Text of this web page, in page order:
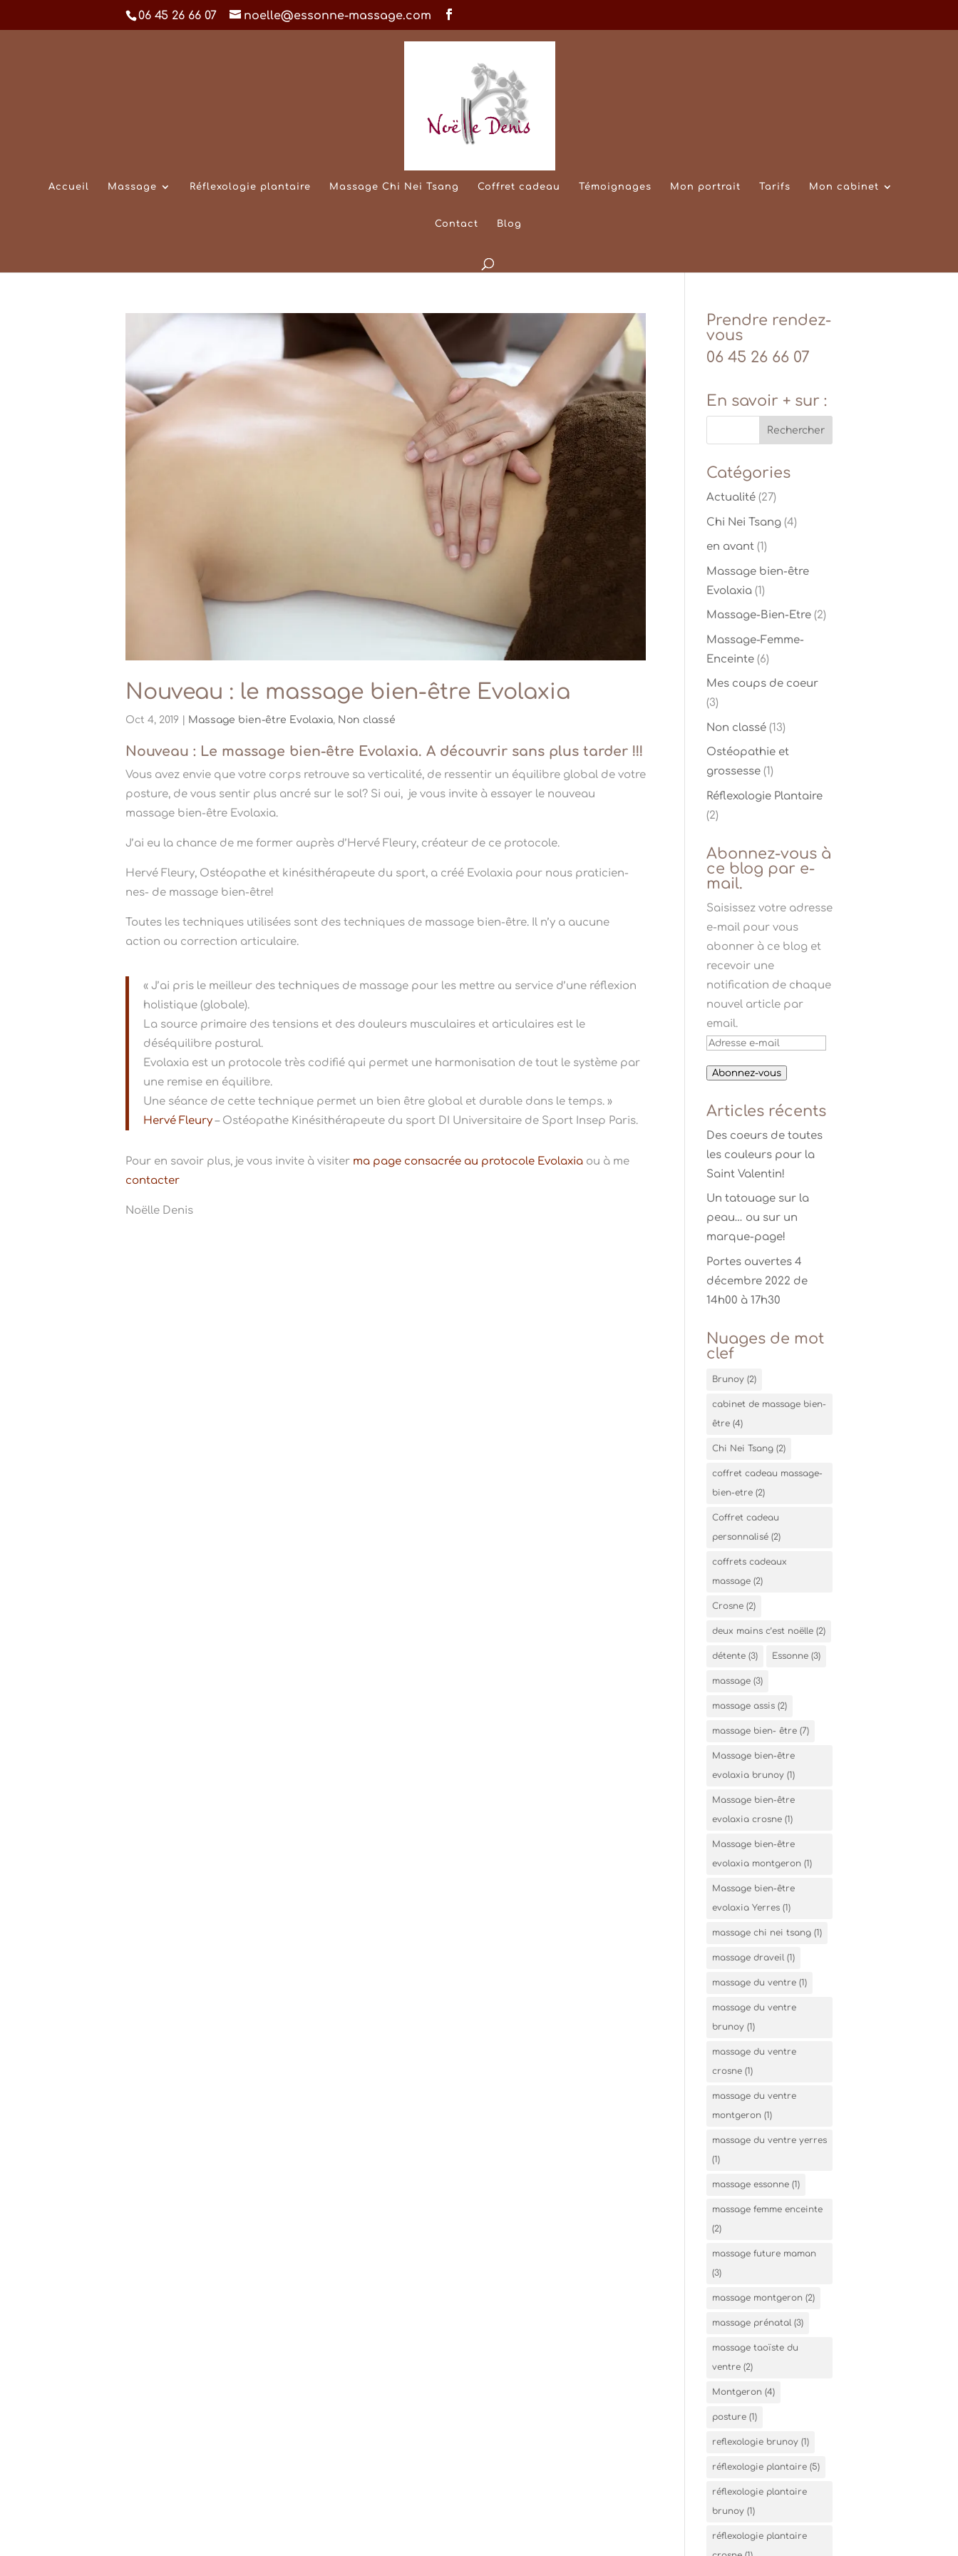
06 45 26 66 07 noelle@essonne-massage.com
Accueil Massage Réflexologie plantaire Massage Chi Nei Tsang Coffret cadeau Témoignages Mon portrait Tarifs Mon cabinet
Contact Blog
Nouveau : le massage bien-être Evolaxia
Oct 4, 2019 Massage bien-être Evolaxia, Non classé
Nouveau : Le massage bien-être Evolaxia. A découvrir sans plus tarder !!!
Vous avez envie que votre corps retrouve sa verticalité, de ressentir un équilibre global de votre
posture, de vous sentir plus ancré sur le sol? Si oui, je vous invite à essayer le nouveau
massage bien-être Evolaxia.
J’ai eu la chance de me former auprès d’Hervé Fleury, créateur de ce protocole.
Hervé Fleury, Ostéopathe et kinésithérapeute du sport, a créé Evolaxia pour nous praticien-
nes- de massage bien-être!
Toutes les techniques utilisées sont des techniques de massage bien-être. Il n’y a aucune
action ou correction articulaire.
« J’ai pris le meilleur des techniques de massage pour les mettre au service d’une réflexion
holistique (globale).
La source primaire des tensions et des douleurs musculaires et articulaires est le
déséquilibre postural.
Evolaxia est un protocole très codifié qui permet une harmonisation de tout le système par
une remise en équilibre.
Une séance de cette technique permet un bien être global et durable dans le temps. »
Hervé Fleury– Ostéopathe Kinésithérapeute du sport DI Universitaire de Sport Insep Paris.
Pour en savoir plus, je vous invite à visiter ma page consacrée au protocole Evolaxia ou à me
contacter
Noëlle Denis
Prendre rendez-
vous
06 45 26 66 07
En savoir + sur :
Catégories
Actualité(27)
Chi Nei Tsang(4)
en avant(1)
Massage bien-être
Evolaxia(1)
Massage-Bien-Etre(2)
Massage-Femme-
Enceinte(6)
Mes coups de coeur
(3)
Non classé(13)
Ostéopathie et
grossesse(1)
Réflexologie Plantaire
(2)
Abonnez-vous à
ce blog par e-
mail.
Saisissez votre adresse
e-mail pour vous
abonner à ce blog et
recevoir une
notification de chaque
nouvel article par
email.
Adresse
mail
Abonnez-vous
Articles récents
Des coeurs de toutes
les couleurs pour la
Saint Valentin!
Un tatouage sur la
peau… ou sur un
marque-page!
Portes ouvertes 4
décembre 2022 de
14h00 à 17h30
Nuages de mot
clef
Brunoy(2)
cabinet de massage bien-
être(4)
Chi Nei Tsang(2)
coffret cadeau massage-
bien-etre(2)
Coffret cadeau
personnalisé(2)
coffrets cadeaux
massage(2)
Crosne(2)
deux mains c’est noëlle(2)
détente(3) Essonne(3)
massage(3)
massage assis(2)
massage bien- être(7)
Massage bien-être
evolaxia brunoy(1)
Massage bien-être
evolaxia crosne(1)
Massage bien-être
evolaxia montgeron(1)
Massage bien-être
evolaxia Yerres(1)
massage chi nei tsang(1)
massage draveil (1)
massage du ventre(1)
massage du ventre
brunoy(1)
massage du ventre
crosne(1)
massage du ventre
montgeron(1)
massage du ventre yerres
(1)
massage essonne(1)
massage femme enceinte
(2)
massage future maman
(3)
massage montgeron(2)
massage prénatal (3)
massage taoïste du
ventre(2)
Montgeron(4)
posture(1)
reflexologie brunoy(1)
réflexologie plantaire(5)
réflexologie plantaire
brunoy(1)
réflexologie plantaire